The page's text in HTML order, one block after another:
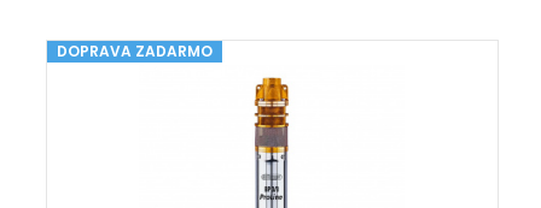
PRIDAŤ DO KOŠÍKA
DOPRAVA ZADARMO